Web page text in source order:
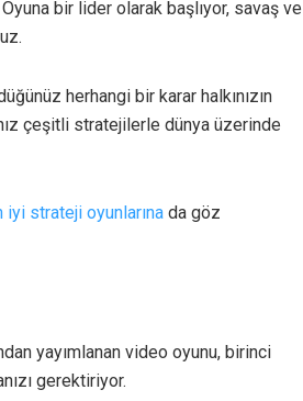
bir lider olarak başlıyor, savaş ve
herhangi bir karar halkınızın
çeşitli stratejilerle dünya üzerinde
iyi strateji oyunlarına da göz
yayımlanan video oyunu, birinci
gerektiriyor.